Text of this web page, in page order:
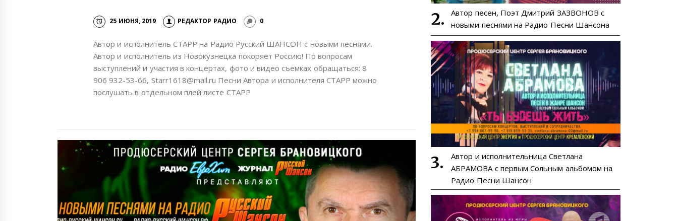
25 ИЮНЯ, 2019 РЕДАКТОР РАДИО 0
Автор и исполнитель СТАРР на Радио Русский ШАНСОН с новыми песнями.
Автор и исполнитель из Новокузнецка покоряет Россию! По вопросам
выступлений и участия в концертах, фото и видео съемках обращаться: 8
906 932-53-66, Starr1618@mail.ru Песни Автора и исполнителя СТАРР можно
послушать в отдельном плей листе СТАРР
Автор песен, Поэт Дмитрий ЗАЗВОНОВ с
новыми песнями на Радио Песни Шансона
Автор и исполнительница Светлана
АБРАМОВА с первым Сольным альбомом на
Радио Песни Шансон